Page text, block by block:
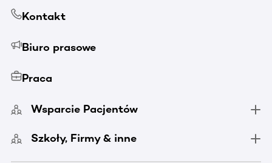
Kontakt
Biuro prasowe
Praca
Wsparcie Pacjentów
Szkoły, Firmy & inne